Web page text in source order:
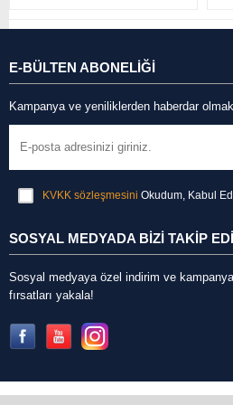
E-BÜLTEN ABONELİĞİ
Kampanya ve yeniliklerden haberdar
KVKK sözleşmesini Okudum, Kabul
SOSYAL MEDYADA BİZİ TAKİP
Sosyal medyaya özel indirim ve
fırsatları yakala!